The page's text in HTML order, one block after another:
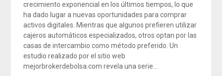
crecimiento exponencial en los últimos tiempos, lo que
ha dado lugar a nuevas oportunidades para comprar
activos digitales. Mientras que algunos prefieren utilizar
cajeros automáticos especializados, otros optan por las
casas de intercambio como método preferido. Un
estudio realizado por el sitio web
mejorbrokerdebolsa.com revela una serie…